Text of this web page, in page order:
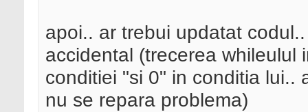
apoi.. ar trebui updatat
accidental (trecerea whileulul
conditiei "si 0" in conditia lui..
nu se repara problema)